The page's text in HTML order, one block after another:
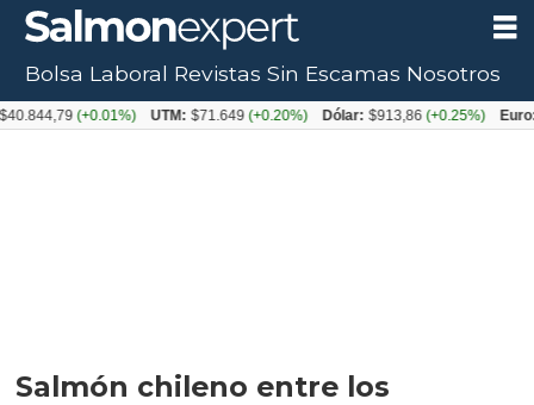
Salmón chileno entre los
Bolsa Laboral Revistas Sin Escamas Nosotros
(+0.01%) UTM: $71.649(+0.20%) Dólar: $913,86(+0.25%) Euro: